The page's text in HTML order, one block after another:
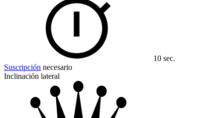
10 sec.
Suscripción necesario
Inclinación lateral